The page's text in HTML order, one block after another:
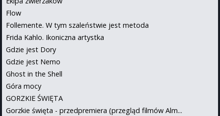
Flow
Follemente. W tym szaleństwie jest metoda
Frida Kahlo. Ikoniczna artystka
Gdzie jest Dory
Gdzie jest Nemo
Ghost in the Shell
Góra mocy
GORZKIE ŚWIĘTA
Gorzkie święta - przedpremiera (przegląd filmów Alm...